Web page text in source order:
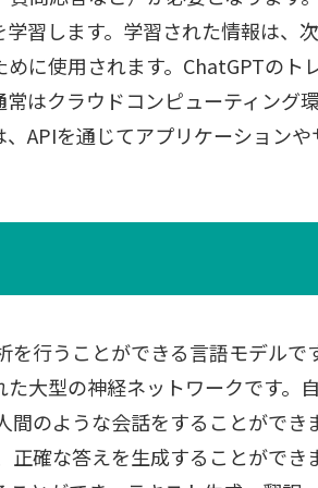
習します。学習された情報は、
に使用されます。ChatGPTのト
はクラウドコンピューティング
APIを通じてアプリケーション
行うことができる言語モデルで
大型の神経ネットワークです。
のような会話をすることができ
確な答えを生成することができ